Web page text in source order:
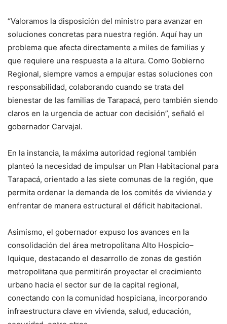
“Valoramos la disposición del ministro para avanzar en
soluciones concretas para nuestra región. Aquí hay un
problema que afecta directamente a miles de familias y
que requiere una respuesta a la altura. Como Gobierno
Regional, siempre vamos a empujar estas soluciones con
responsabilidad, colaborando cuando se trata del
bienestar de las familias de Tarapacá, pero también siendo
claros en la urgencia de actuar con decisión”, señaló el
gobernador Carvajal.
En la instancia, la máxima autoridad regional también
planteó la necesidad de impulsar un Plan Habitacional para
Tarapacá, orientado a las siete comunas de la región, que
permita ordenar la demanda de los comités de vivienda y
enfrentar de manera estructural el déficit habitacional.
Asimismo, el gobernador expuso los avances en la
consolidación del área metropolitana Alto Hospicio–
Iquique, destacando el desarrollo de zonas de gestión
metropolitana que permitirán proyectar el crecimiento
urbano hacia el sector sur de la capital regional,
conectando con la comunidad hospiciana, incorporando
infraestructura clave en vivienda, salud, educación,